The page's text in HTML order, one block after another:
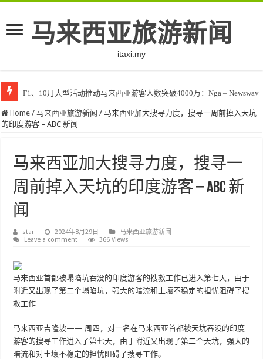
马来西亚旅游新闻
itaxi.my
F1、10月大型活动推动马来西亚游客人数突破4000万：Nga – Newswav
Home / 马来西亚旅游新闻 / 马来西亚加大搜寻力度，搜寻一周前掉入天坑
的印度游客 – ABC 新闻
马来西亚加大搜寻力度，搜寻一
周前掉入天坑的印度游客 – ABC 新
闻
star 2024年8月29日
马来西亚旅游新闻
Leave a comment
366 Views
马来西亚首都被塌陷坑吞没的印度游客的搜救工作已进入第七天，由于
附近又出现了第二个塌陷坑，强大的暗流和土壤不稳定的担忧阻碍了搜
救工作
马来西亚吉隆坡—— 周四，对一名在马来西亚首都被天坑吞没的印度
游客的搜寻工作进入了第七天，由于附近又出现了第二个天坑，强大的
暗流和对土壤不稳定的担忧阻碍了搜寻工作。